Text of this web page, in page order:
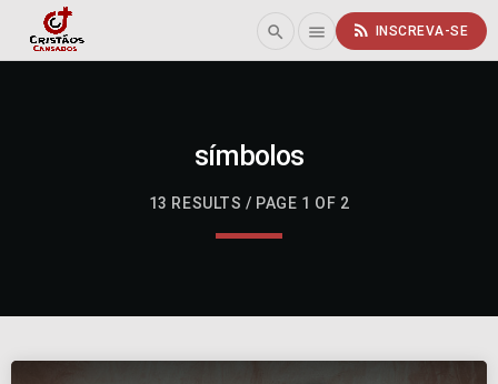
search menu rss_feed INSCREVA-SE
símbolos
13 RESULTS / PAGE 1 OF 2